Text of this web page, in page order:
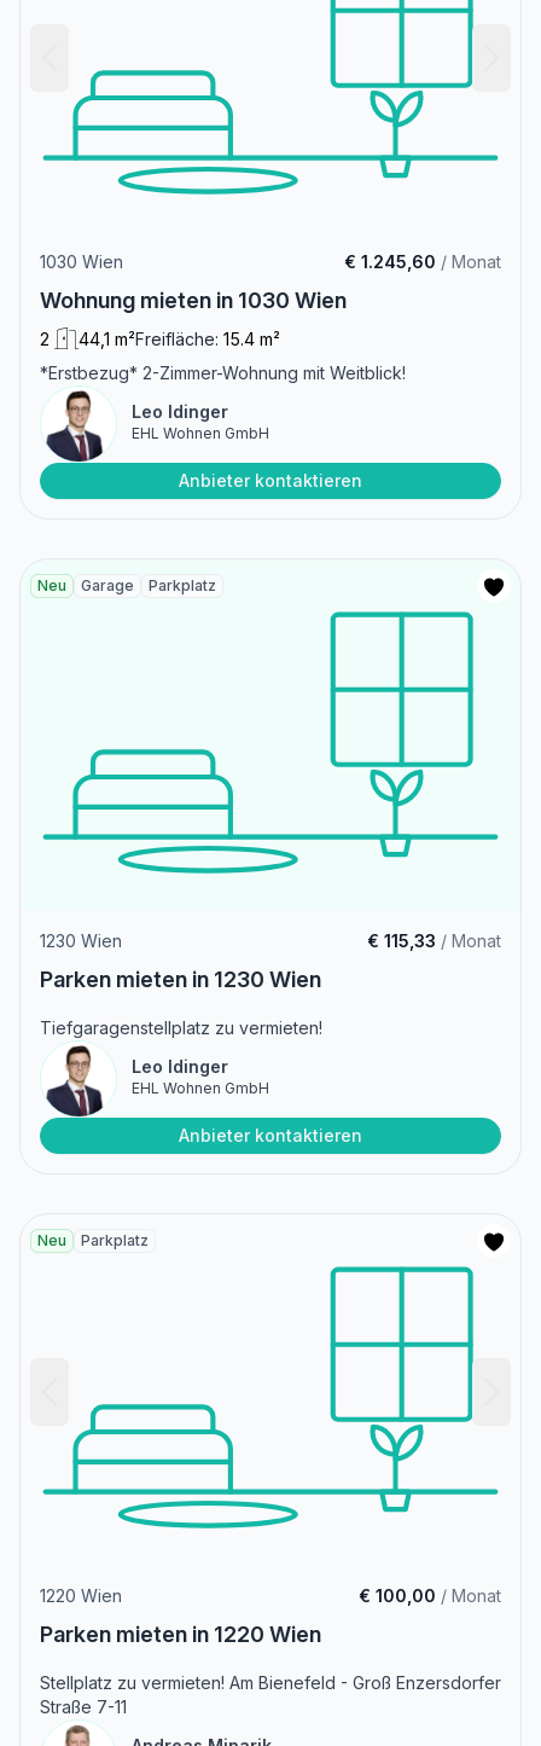
1030 Wien € 1.245,60 / Monat
Wohnung mieten in 1030 Wien
2 44,1 m²Freifläche: 15.4 m²
*Erstbezug* 2-Zimmer-Wohnung mit Weitblick!
Leo Idinger
EHL Wohnen GmbH
Anbieter kontaktieren
Neu Garage Parkplatz
1230 Wien € 115,33 / Monat
Parken mieten in 1230 Wien
Tiefgaragenstellplatz zu vermieten!
Leo Idinger
EHL Wohnen GmbH
Anbieter kontaktieren
Neu Parkplatz
1220 Wien € 100,00 / Monat
Parken mieten in 1220 Wien
Stellplatz zu vermieten! Am Bienefeld - Groß Enzersdorfer
Straße 7-11